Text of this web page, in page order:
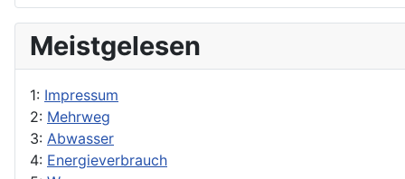
Meistgelesen
1: Impressum
2: Mehrweg
3: Abwasser
4: Energieverbrauch